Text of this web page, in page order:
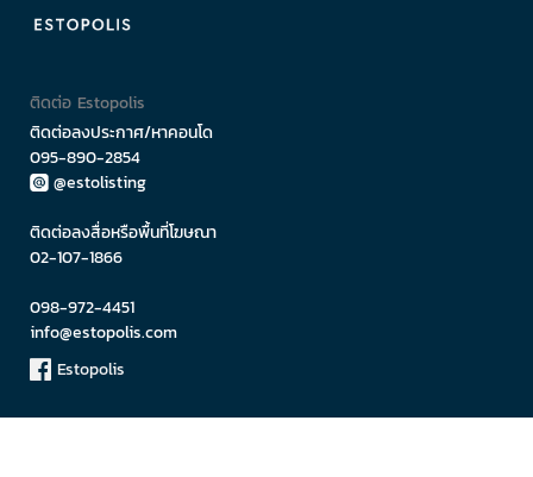
ติดต่อ Estopolis
ติดต่อลงประกาศ/หาคอนโด
095-890-2854
@estolisting
ติดต่อลงสื่อหรือพื้นที่โฆษณา
02-107-1866
098-972-4451
info@estopolis.com
Estopolis